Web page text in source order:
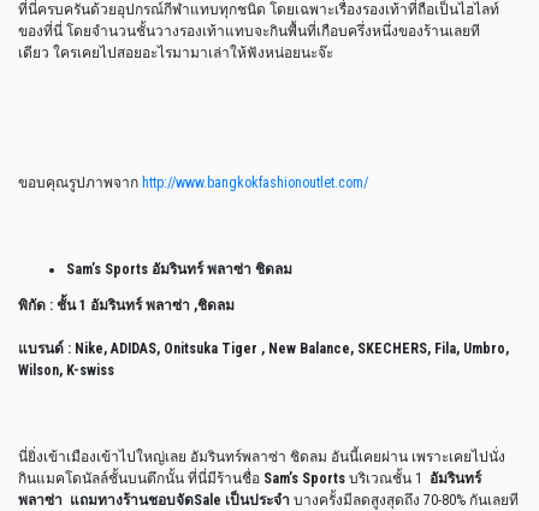
ที่นี่ครบครันด้วยอุปกรณ์กีฬาแทบทุกชนิด โดยเฉพาะเรื่องรองเท้าที่ถือเป็นไฮไลท์
ของที่นี่ โดยจำนวนชั้นวางรองเท้าแทบจะกินพื้นที่เกือบครึ่งหนึ่งของร้านเลยที
เดียว ใครเคยไปสอยอะไรมามาเล่าให้ฟังหน่อยนะจ๊ะ
ขอบคุณรูปภาพจาก http://www.bangkokfashionoutlet.com/
Sam’s Sports อัมรินทร์ พลาซ่า ชิดลม
พิกัด : ชั้น 1 อัมรินทร์ พลาซ่า ,ชิดลม
แบรนด์ : Nike, ADIDAS, Onitsuka Tiger , New Balance, SKECHERS, Fila, Umbro,
Wilson, K-swiss
นี่ยิ่งเข้าเมืองเข้าไปใหญ่เลย อัมรินทร์พลาซ่า ชิดลม อันนี้เคยผ่าน เพราะเคยไปนั่ง
กินแมคโดนัลล์ชั้นบนตึกนั้น ที่นี่มีร้านชื่อ Sam’s Sports บริเวณชั้น 1
อัมรินทร์
พลาซ่า แถมทางร้านชอบจัดSale เป็นประจำ บางครั้งมีลดสูงสุดถึง 70-80% กันเลยที